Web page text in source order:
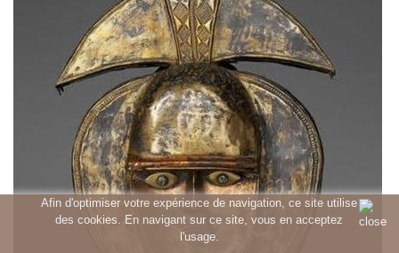
Afin d'optimiser votre expérience de navigation, ce site utilise
des cookies. En navigant sur ce site, vous en acceptez
l'usage.